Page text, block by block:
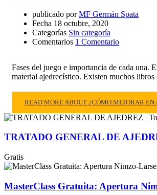
publicado por MF Germán Spata
Fecha 18 octubre, 2020
Categorías Sin categoría
Comentarios 1 Comentario
Fases del juego e importancia de cada una.
material ajedrecístico. Existen muchos
READ MORE ABOUT ¿CÓMO MEJORAR EN
TRATADO GENERAL DE
Gratis
MasterClass Gratuita: Apertura